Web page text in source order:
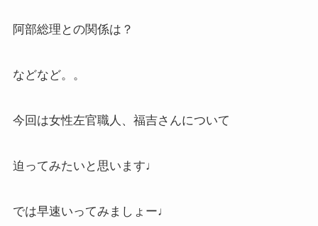
阿部総理との関係は？
などなど。。
今回は女性左官職人、福吉さんについて
迫ってみたいと思います♩
では早速いってみましょー♩